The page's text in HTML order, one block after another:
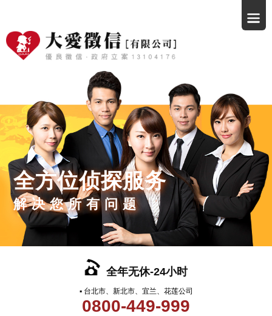
全方位侦探服务
解决您所有问题
全年无休-24小时
▪ 台北市、新北市、宜兰、花莲公司
0800-449-999